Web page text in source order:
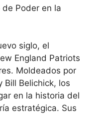
de Poder en la
siglo, el
England Patriots
Moldeados por
Bill Belichick, los
en la historia del
estratégica. Sus